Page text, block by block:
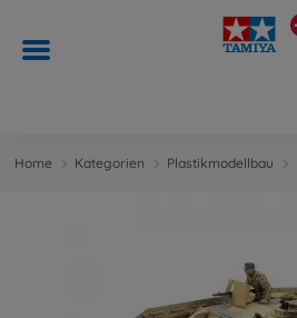
Home Kategorien Plastikmodellbau